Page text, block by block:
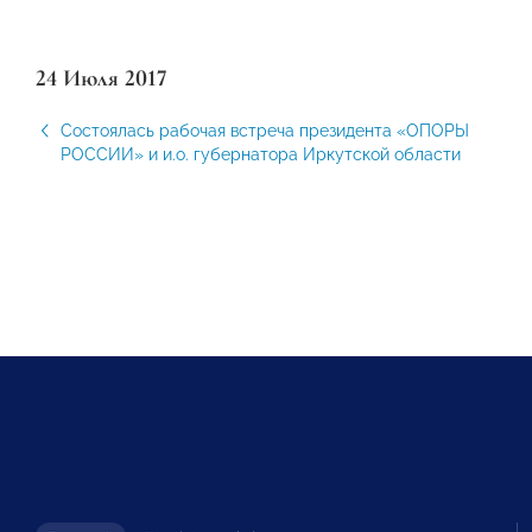
24 Июля 2017
Состоялась рабочая встреча президента «ОПОРЫ
РОССИИ» и и.о. губернатора Иркутской области